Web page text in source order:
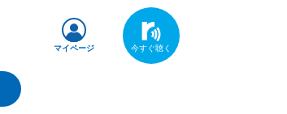
マイページ